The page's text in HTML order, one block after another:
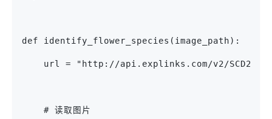
def identify_flower_species(image_path):
url = "http://api.explinks.com/v2/
    # 读取图片